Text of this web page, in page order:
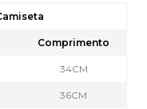
Comprimento
34CM
36CM